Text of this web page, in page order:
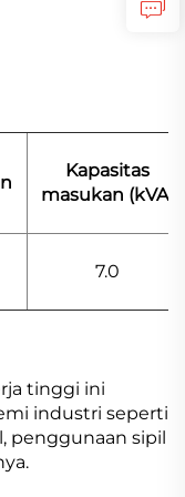
Kapasitas
masukan (kVA)
7.0
tinggi ini
industri seperti
penggunaan sipil